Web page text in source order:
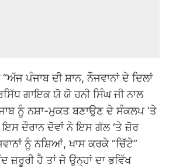
ਪੰਜਾਬ ਦੀ ਸ਼ਾਨ, ਨੌਜਵਾਨਾਂ ਦੇ ਦਿਲਾਂ
ਗਾਇਕ ਯੋ ਯੋ ਹਨੀ ਸਿੰਘ ਜੀ ਨਾਲ
ਨੂੰ ਨਸ਼ਾ-ਮੁਕਤ ਬਣਾਉਣ ਦੇ ਸੰਕਲਪ ‘ਤੇ
ਦੌਰਾਨ ਦੋਵਾਂ ਨੇ ਇਸ ਗੱਲ ‘ਤੇ ਜ਼ੋਰ
ਨੂੰ ਨਸ਼ਿਆਂ, ਖਾਸ ਕਰਕੇ “ਚਿੱਟੇ”
ਜ਼ਰੂਰੀ ਹੈ ਤਾਂ ਜੋ ਉਨ੍ਹਾਂ ਦਾ ਭਵਿੱਖ